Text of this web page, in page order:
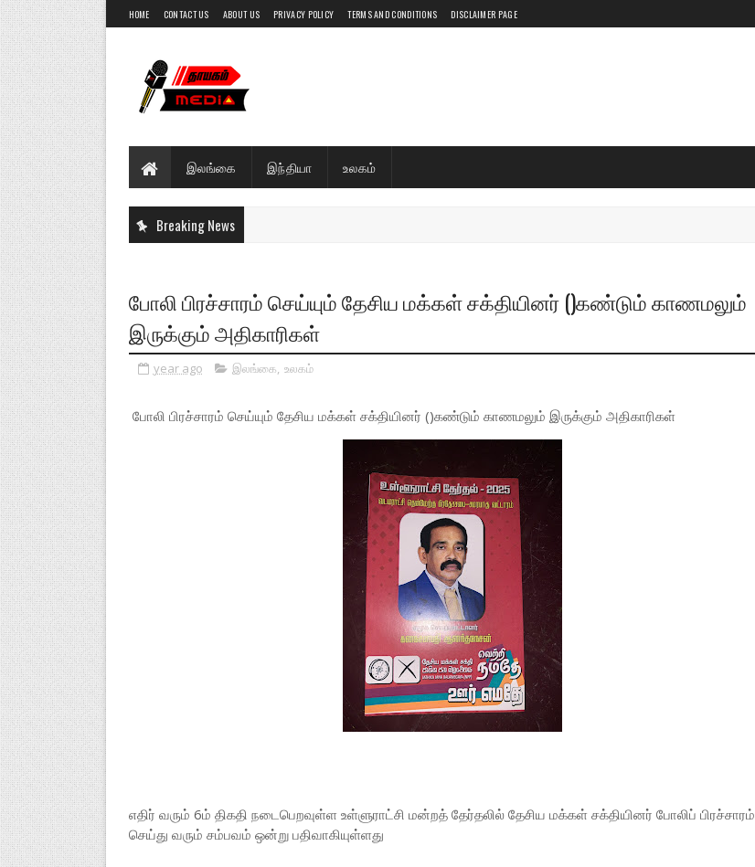
HOME CONTACT US ABOUT US PRIVACY POLICY TERMS AND CONDITIONS DISCLAIMER PAGE
இலங்கை இந்தியா உலகம்
Breaking News
போலி பிரச்சாரம் செய்யும் தேசிய மக்கள் சக்தியினர் ()கண்டும் காணமலும்
இருக்கும் அதிகாரிகள்
year ago இலங்கை, உலகம்
போலி பிரச்சாரம் செய்யும் தேசிய மக்கள் சக்தியினர் ()கண்டும் காணமலும் இருக்கும் அதிகாரிகள்
எதிர் வரும் 6ம் திகதி நடைபெறவுள்ள உள்ளுராட்சி மன்றத் தேர்தலில் தேசிய மக்கள் சக்தியினர் போலிப் பிரச்சாரம்
செய்து வரும் சம்பவம் ஒன்று பதிவாகியுள்ளது